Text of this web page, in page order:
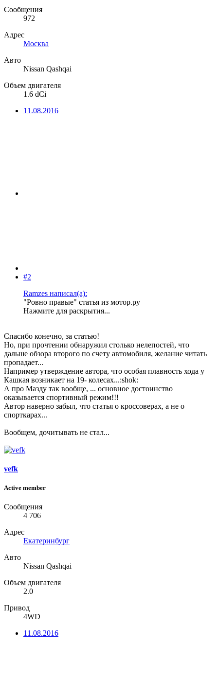
Сообщения
972
Адрес
Москва
Авто
Nissan Qashqai
Объем двигателя
1.6 dCi
11.08.2016
#2
Ramzes написал(а):
"Ровно правые" статья из мотор.ру
Нажмите для раскрытия...
Спасибо конечно, за статью!
Но, при прочтении обнаружил столько нелепостей, что
дальше обзора второго по счету автомобиля, желание читать
пропадает...
Например утверждение автора, что особая плавность хода у
Кашкая возникает на 19- колесах...:shok:
А про Мазду так вообще, ... основное достоинство
оказывается спортивный режим!!!
Автор наверно забыл, что статья о кроссоверах, а не о
спорткарах...
Вообщем, дочитывать не стал...
vefk
Active member
Сообщения
4 706
Адрес
Екатеринбург
Авто
Nissan Qashqai
Объем двигателя
2.0
Привод
4WD
11.08.2016